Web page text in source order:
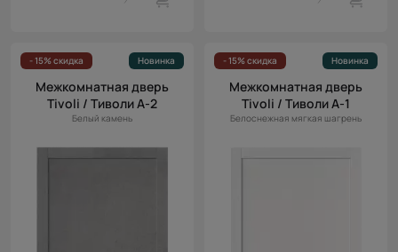
- 15% скидка Новинка
Межкомнатная дверь
Tivoli / Тиволи А-2
Белый камень
- 15% скидка Новинка
Межкомнатная дверь
Tivoli / Тиволи А-1
Белоснежная мягкая шагрень